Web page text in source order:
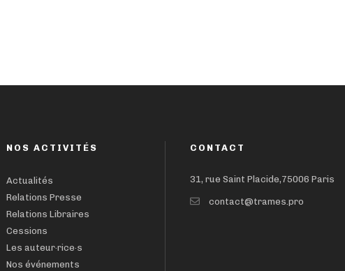
NOS ACTIVITÉS
Actualités
Relations Presse
Relations Libraires
Cessions
Les auteur·rice·s
Nos événements
CONTACT
31, rue Saint Placide,75006 Paris
contact@trames.pro